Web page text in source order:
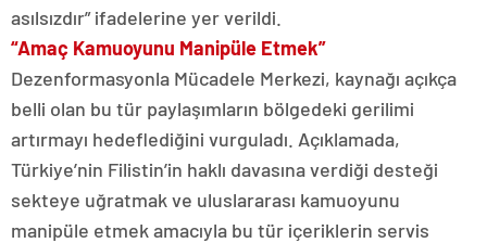
asılsızdır” ifadelerine yer verildi.
“Amaç Kamuoyunu Manipüle Etmek”
Dezenformasyonla Mücadele Merkezi, kaynağı açıkça
belli olan bu tür paylaşımların bölgedeki gerilimi
artırmayı hedeflediğini vurguladı. Açıklamada,
Türkiye’nin Filistin’in haklı davasına verdiği desteği
sekteye uğratmak ve uluslararası kamuoyunu
manipüle etmek amacıyla bu tür içeriklerin servis